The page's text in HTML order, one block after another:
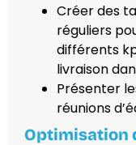
Créer des
réguliers
différents
livraison
Présenter
réunions
Optimisation